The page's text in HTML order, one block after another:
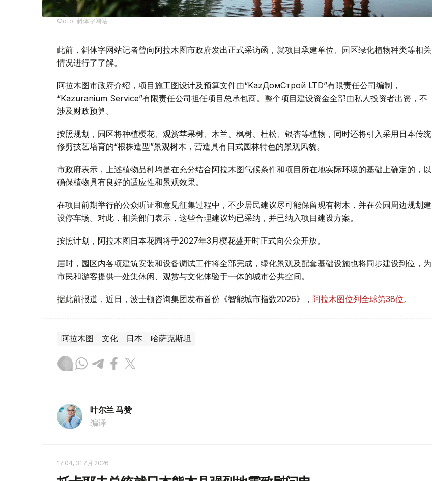
Фото: 斜体字网站
此前，斜体字网站记者曾向阿拉木图市政府发出正式采访函，就项目承建单位、园区绿化植物种类等相关
情况进行了了解。
阿拉木图市政府介绍，项目施工图设计及预算文件由“KazДомСтрой LTD”有限责任公司编制，
“Kazuranium Service”有限责任公司担任项目总承包商。整个项目建设资金全部由私人投资者出资，不
涉及财政预算。
按照规划，园区将种植樱花、观赏苹果树、木兰、枫树、杜松、银杏等植物，同时还将引入采用日本传统
修剪技艺培育的“根株造型”景观树木，营造具有日式园林特色的景观风貌。
市政府表示，上述植物品种均是在充分结合阿拉木图气候条件和项目所在地实际环境的基础上确定的，以
确保植物具有良好的适应性和景观效果。
在项目前期举行的公众听证和意见征集过程中，不少居民建议尽可能保留现有树木，并在公园周边规划建
设停车场。对此，相关部门表示，这些合理建议均已采纳，并已纳入项目建设方案。
按照计划，阿拉木图日本花园将于2027年3月樱花盛开时正式向公众开放。
届时，园区内各项建筑安装和设备调试工作将全部完成，绿化景观及配套基础设施也将同步建设到位，为
市民和游客提供一处集休闲、观赏与文化体验于一体的城市公共空间。
据此前报道，近日，波士顿咨询集团发布首份《智能城市指数2026》， 阿拉木图位列全球第38位。
阿拉木图 文化 日本 哈萨克斯坦
叶尔兰 马赞
编译
17:04, 31 7月 2026